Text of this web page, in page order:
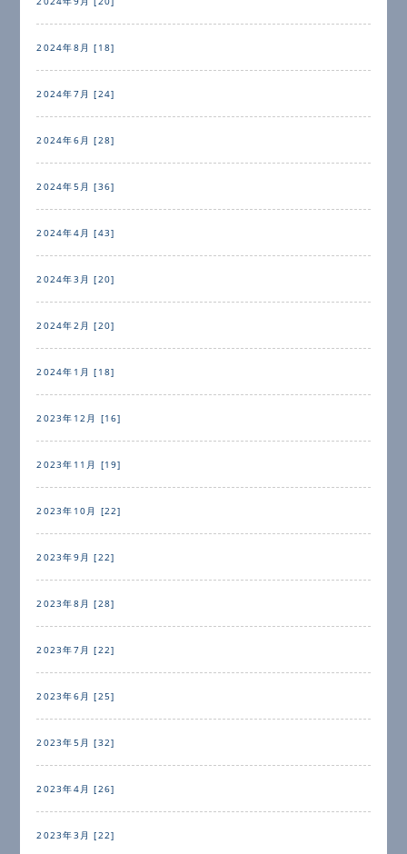
2024年8月 [18]
2024年7月 [24]
2024年6月 [28]
2024年5月 [36]
2024年4月 [43]
2024年3月 [20]
2024年2月 [20]
2024年1月 [18]
2023年12月 [16]
2023年11月 [19]
2023年10月 [22]
2023年9月 [22]
2023年8月 [28]
2023年7月 [22]
2023年6月 [25]
2023年5月 [32]
2023年4月 [26]
2023年3月 [22]